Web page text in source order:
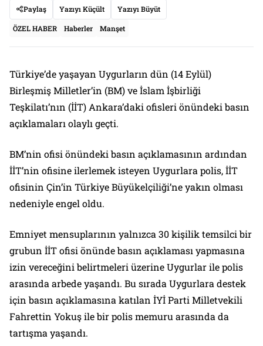
Paylaş
Yazıyı Küçült Yazıyı Büyüt
ÖZEL HABER Haberler Manşet
Türkiye’de yaşayan Uygurların dün (14 Eylül)
Birleşmiş Milletler’in (BM) ve İslam İşbirliği
Teşkilatı’nın (İİT) Ankara’daki ofisleri önündeki basın
açıklamaları olaylı geçti.
BM’nin ofisi önündeki basın açıklamasının ardından
İİT’nin ofisine ilerlemek isteyen Uygurlara polis, İİT
ofisinin Çin’in Türkiye Büyükelçiliği’ne yakın olması
nedeniyle engel oldu.
Emniyet mensuplarının yalnızca 30 kişilik temsilci bir
grubun İİT ofisi önünde basın açıklaması yapmasına
izin vereceğini belirtmeleri üzerine Uygurlar ile polis
arasında arbede yaşandı. Bu sırada Uygurlara destek
için basın açıklamasına katılan İYİ Parti Milletvekili
Fahrettin Yokuş ile bir polis memuru arasında da
tartışma yaşandı.